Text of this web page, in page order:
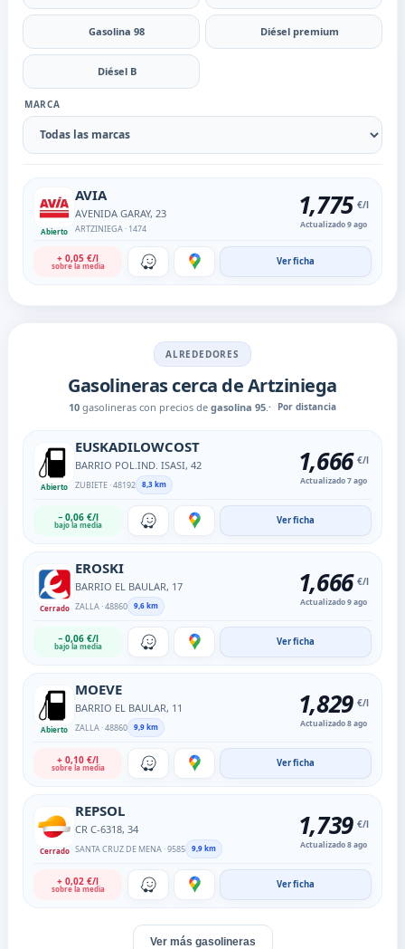
Gasolina 98 Diésel premium
Diésel B
MARCA
Abierto
AVIA
AVENIDA GARAY, 23
ARTZINIEGA · 1474
1,775 €/l
Actualizado 9 ago
+ 0,05 €/l
sobre la media Ver ficha
ALREDEDORES
Gasolineras cerca de Artziniega
10 gasolineras con precios de gasolina 95 Por distancia
Abierto
EUSKADILOWCOST
BARRIO POL.IND. ISASI, 42
ZUBIETE · 48192 8,3 km
1,666 €/l
Actualizado 7 ago
− 0,06 €/l
bajo la media Ver ficha
Cerrado
EROSKI
BARRIO EL BAULAR, 17
ZALLA · 48860 9,6 km
1,666 €/l
Actualizado 9 ago
− 0,06 €/l
bajo la media Ver ficha
Abierto
MOEVE
BARRIO EL BAULAR, 11
ZALLA · 48860 9,9 km
1,829 €/l
Actualizado 8 ago
+ 0,10 €/l
sobre la media Ver ficha
Cerrado
REPSOL
CR C-6318, 34
SANTA CRUZ DE MENA · 9585 9,9 km
1,739 €/l
Actualizado 8 ago
+ 0,02 €/l
sobre la media Ver ficha
Ver más gasolineras